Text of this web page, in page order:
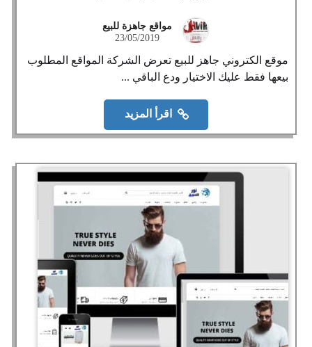
مواقع جاهزة للبيع
23/05/2019
موقع الكتروني جاهز للبيع تعرض الشركة المواقع المطلوب
بيعها فقط عليك الاختيار ودع الباقي ...
اقرأ المزيد